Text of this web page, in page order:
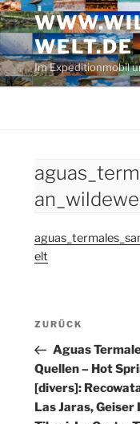
Zum
Inhalt
springenWELT.DE
Im Expeditionmobil
elt
Vorheriger
Beitrag
ZURÜCK
Aguas
Quellen – Hot
[divers]:
Las Jaras,